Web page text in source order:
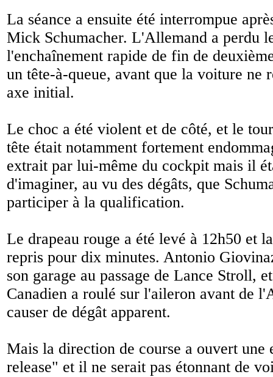
La séance a ensuite été interrompue
Mick Schumacher. L'Allemand a perdu
l'enchaînement rapide de fin de
un tête-à-queue, avant que la voiture ne
axe initial.
Le choc a été violent et de côté, et le
tête était notamment fortement
extrait par lui-même du cockpit mais il
d'imaginer, au vu des dégâts, que
participer à la qualification.
Le drapeau rouge a été levé à 12h50 et
repris pour dix minutes. Antonio
son garage au passage de Lance Stroll,
Canadien a roulé sur l'aileron avant de
causer de dégât apparent.
Mais la direction de course a ouvert une
release" et il ne serait pas étonnant de